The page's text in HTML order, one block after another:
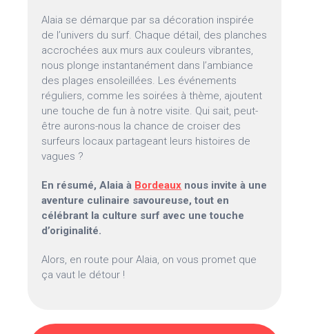
Alaia se démarque par sa décoration inspirée
de l’univers du surf. Chaque détail, des planches
accrochées aux murs aux couleurs vibrantes,
nous plonge instantanément dans l’ambiance
des plages ensoleillées. Les événements
réguliers, comme les soirées à thème, ajoutent
une touche de fun à notre visite. Qui sait, peut-
être aurons-nous la chance de croiser des
surfeurs locaux partageant leurs histoires de
vagues ?
En résumé, Alaia à Bordeaux nous invite à une
aventure culinaire savoureuse, tout en
célébrant la culture surf avec une touche
d’originalité.
Alors, en route pour Alaia, on vous promet que
ça vaut le détour !